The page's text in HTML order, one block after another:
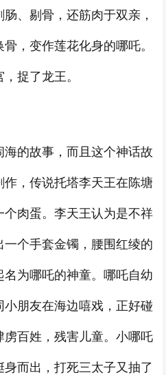
、剔骨，还筋肉于双亲，
，变作莲花化身的哪吒。
捉了龙王。
的故事，而且这个神话故
，传说托塔李天王在陈塘
肉蛋。李天王认为是不祥
个手套金镯，腰围红绫的
为哪吒的神童。哪吒自幼
朋友在海边嘻戏，正好碰
百姓，残害儿童。小哪吒
而出，打死三太子又抽了